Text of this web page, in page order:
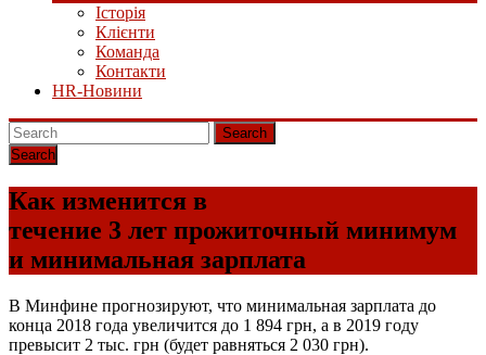
Історія
Клієнти
Команда
Контакти
HR-Новини
Search
Как изменится в
течение 3 лет прожиточный минимум
и минимальная зарплата
В Минфине прогнозируют, что минимальная зарплата до
конца 2018 года увеличится до 1 894 грн, а в 2019 году
превысит 2 тыс. грн (будет равняться 2 030 грн).